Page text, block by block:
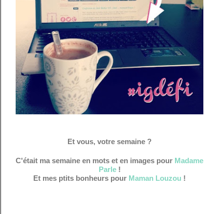
Et vous, votre semaine ?
C'était ma semaine en mots et en images pour Madame
Parle!
Et mes ptits bonheurs pour Maman Louzou !